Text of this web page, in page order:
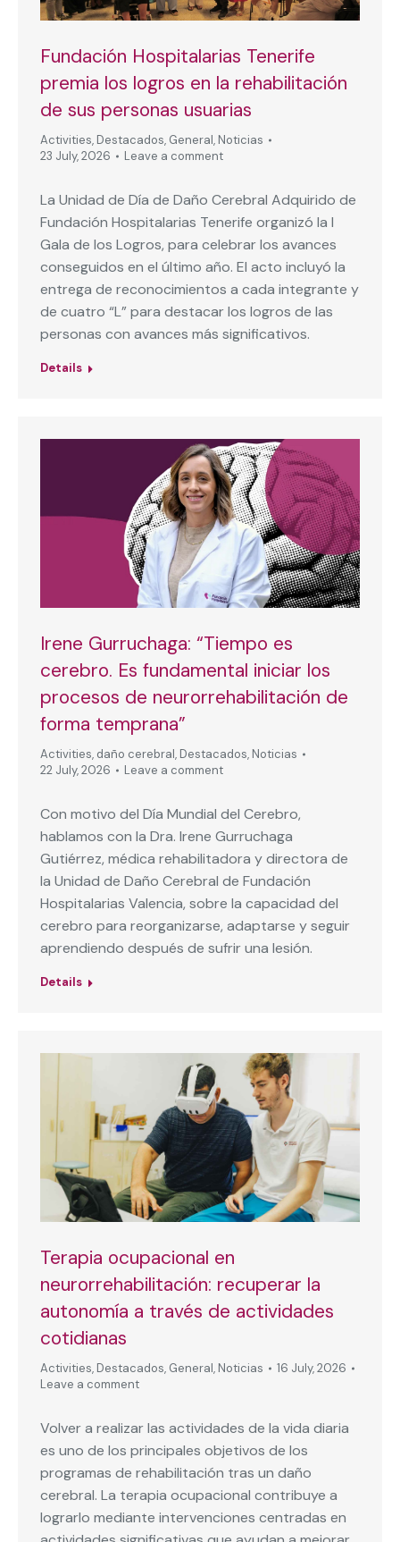
Fundación Hospitalarias Tenerife
premia los logros en la rehabilitación
de sus personas usuarias
Activities, Destacados, General, Noticias
23 July, 2026
Leave a comment
La Unidad de Día de Daño Cerebral Adquirido de
Fundación Hospitalarias Tenerife organizó la I
Gala de los Logros, para celebrar los avances
conseguidos en el último año. El acto incluyó la
entrega de reconocimientos a cada integrante y
de cuatro “L” para destacar los logros de las
personas con avances más significativos.
Details
Irene Gurruchaga: “Tiempo es
cerebro. Es fundamental iniciar los
procesos de neurorrehabilitación de
forma temprana”
Activities, daño cerebral, Destacados, Noticias
22 July, 2026
Leave a comment
Con motivo del Día Mundial del Cerebro,
hablamos con la Dra. Irene Gurruchaga
Gutiérrez, médica rehabilitadora y directora de
la Unidad de Daño Cerebral de Fundación
Hospitalarias Valencia, sobre la capacidad del
cerebro para reorganizarse, adaptarse y seguir
aprendiendo después de sufrir una lesión.
Details
Terapia ocupacional en
neurorrehabilitación: recuperar la
autonomía a través de actividades
cotidianas
Activities, Destacados, General, Noticias
16 July, 2026
Leave a comment
Volver a realizar las actividades de la vida diaria
es uno de los principales objetivos de los
programas de rehabilitación tras un daño
cerebral. La terapia ocupacional contribuye a
lograrlo mediante intervenciones centradas en